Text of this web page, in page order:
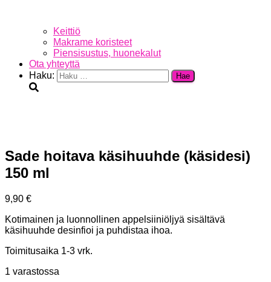
Keittiö
Makrame koristeet
Piensisustus, huonekalut
Ota yhteyttä
Haku:
Sade hoitava käsihuuhde (käsidesi)
150 ml
9,90 €
Kotimainen ja luonnollinen appelsii­niöljyä sisältävä
käsihuuhde desinfioi ja puhdistaa ihoa.
Toimitusaika 1-3 vrk.
1 varastossa